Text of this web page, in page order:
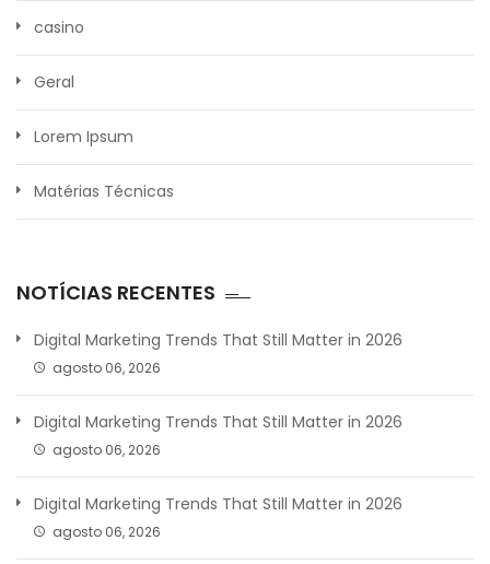
casino
Geral
Lorem Ipsum
Matérias Técnicas
NOTÍCIAS RECENTES
Digital Marketing Trends That Still Matter in 2026
agosto 06, 2026
Digital Marketing Trends That Still Matter in 2026
agosto 06, 2026
Digital Marketing Trends That Still Matter in 2026
agosto 06, 2026